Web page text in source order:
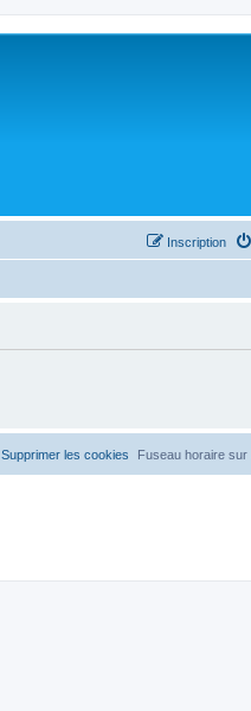
Inscription
Fuseau horaire sur
Supprimer les cookies